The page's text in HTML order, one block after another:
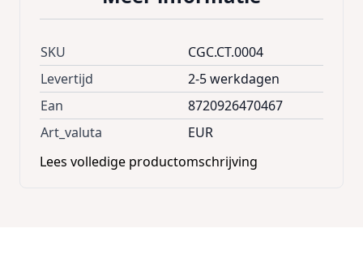
SKU
CGC.CT.0004
Levertijd
2-5 werkdagen
Ean
8720926470467
Art_valuta
EUR
Lees volledige productomschrijving